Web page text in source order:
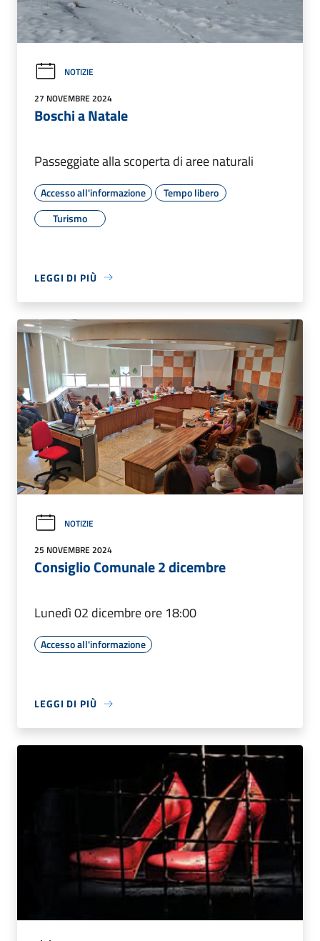
NOTIZIE
27 NOVEMBRE 2024
Boschi a Natale
Passeggiate alla scoperta di aree naturali
Accesso all'informazione
Tempo libero
Turismo
LEGGI DI PIÙ
NOTIZIE
25 NOVEMBRE 2024
Consiglio Comunale 2 dicembre
Lunedì 02 dicembre ore 18:00
Accesso all'informazione
LEGGI DI PIÙ